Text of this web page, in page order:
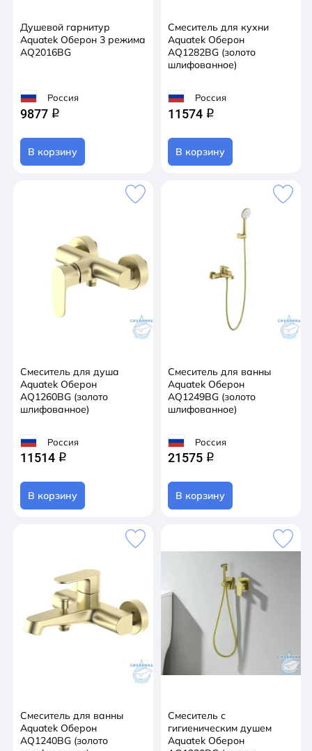
Душевой гарнитур
Aquatek Оберон 3 режима
AQ2016BG
Россия
9877 q
В корзину
Смеситель для кухни
Aquatek Оберон
AQ1282BG (золото
шлифованное)
Россия
11574 q
В корзину
Смеситель для душа
Aquatek Оберон
AQ1260BG (золото
шлифованное)
Россия
11514 q
В корзину
Смеситель для ванны
Aquatek Оберон
AQ1249BG (золото
шлифованное)
Россия
21575 q
В корзину
Смеситель для ванны
Aquatek Оберон
AQ1240BG (золото
Смеситель с
гигиеническим душем
Aquatek Оберон